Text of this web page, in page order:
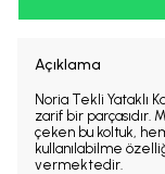
Açıklama
Noria Tekli Yataklı
zarif bir parçasıdır.
çeken bu koltuk,
kullanılabilme
vermektedir.